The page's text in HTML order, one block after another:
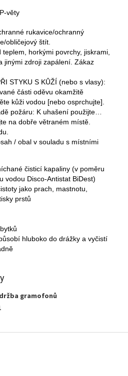
věty
rukavice/ochranný
obličejový štít.
horkými povrchy, jiskrami,
jinými zdroji zapálení. Zákaz
STYKU S KŮŽÍ (nebo s vlasy):
části oděvu okamžitě
kůži vodou [nebo osprchujte].
požáru: K uhašení použijte…
na dobře větraném místě.
/ obal v souladu s místními
čisticí kapaliny (v poměru
vodou Disco-Antistat BiDest)
jako prach, mastnotu,
prstů
hluboko do drážky a vyčistí
gramofonů